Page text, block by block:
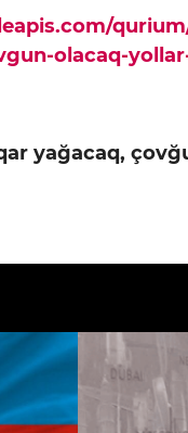
olacaq-
yağacaq,